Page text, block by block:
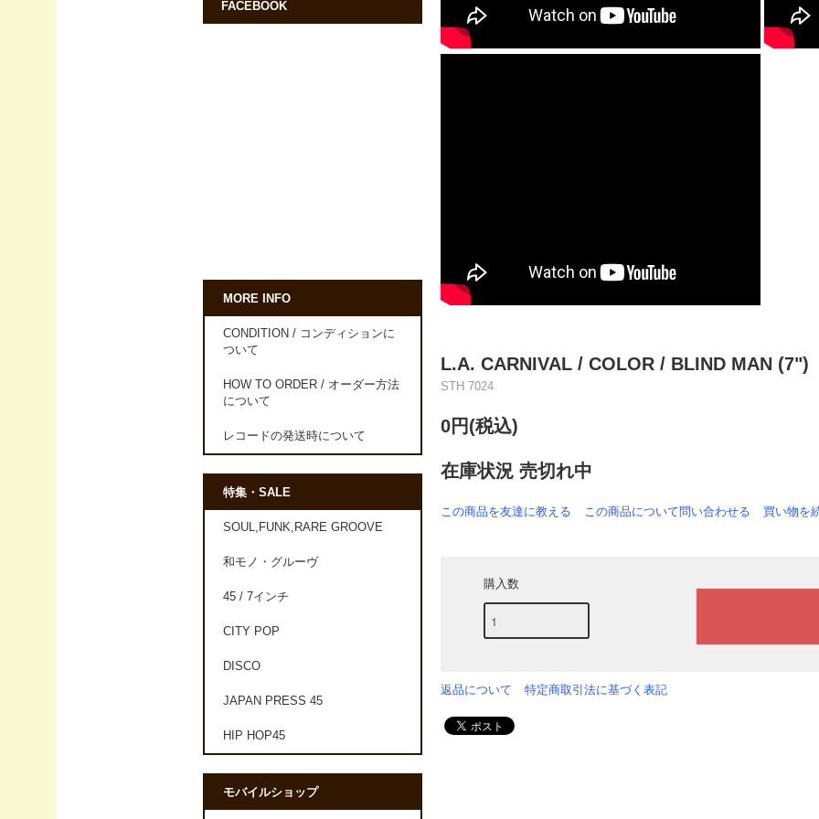
L.A. CARNIVAL / COLOR / BLIND MAN (7")
STH 7024
0円(税込)
在庫状況 売切れ中
この商品を友達に教える この商品について問い合わせる 買い物を
購入数
返品について 特定商取引法に基づく表記
FACEBOOK
MORE INFO
CONDITION / コンディションに
ついて
HOW TO ORDER / オーダー方法
について
レコードの発送時について
特集・SALE
SOUL,FUNK,RARE GROOVE
和モノ・グルーヴ
45 / 7インチ
CITY POP
DISCO
JAPAN PRESS 45
HIP HOP45
モバイルショップ